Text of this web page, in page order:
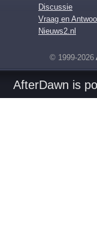
Discussie
Vraag en
Nieuws2.nl
© 1999-2026
AfterDawn is